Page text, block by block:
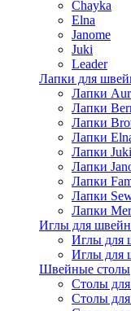
Chayka
Elna
Janome
Juki
Leader
Лапки для
Лапки
Лапки
Лапки
Лапки
Лапки Juki
Лапки
Лапки
Лапки
Лапки
Иглы для
Иглы для
Иглы для
Швейные столы
Столы
Столы